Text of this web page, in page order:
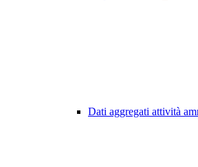
Dati aggregati attività